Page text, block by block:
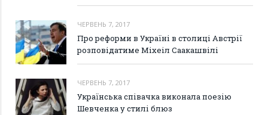
ЧЕРВЕНЬ 7, 2017
Про реформи в Україні в столиці Австрії
розповідатиме Міхеіл Саакашвілі
ЧЕРВЕНЬ 7, 2017
Українська співачка виконала поезію
Шевченка у стилі блюз